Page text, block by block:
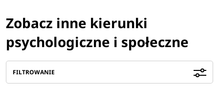
Zobacz inne kierunki
psychologiczne i społeczne
FILTROWANIE